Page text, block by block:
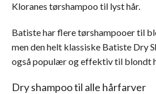
Kloranes tørshampoo til lyst hår.
Batiste har flere tørshampooer til
men den helt klassiske Batiste Dry
også populær og effektiv til blondt
Dry shampoo til alle hårfarver